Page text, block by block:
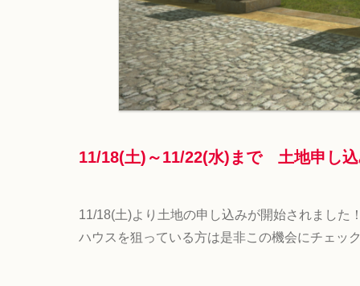
11/18(土)～11/22(水) まで 土地申し込
11/18(土)より土地の申し込みが開始されました！
ハウスを狙っている方は是非この機会にチェッ